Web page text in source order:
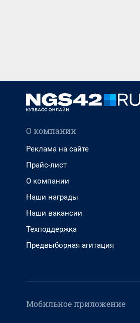
О компании
Реклама на сайте
Прайс-лист
О компании
Наши награды
Наши вакансии
Техподдержка
Предвыборная агитация
Мобильное приложение